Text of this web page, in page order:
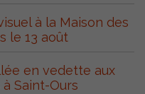
à la Maison des
le 13 août
en vedette aux
Saint-Ours